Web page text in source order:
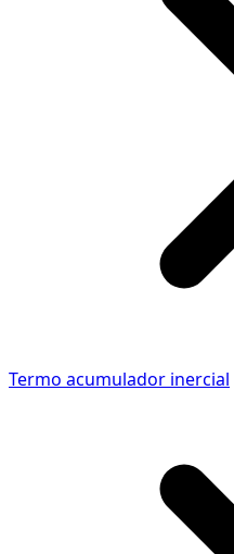
Termo acumulador inercial